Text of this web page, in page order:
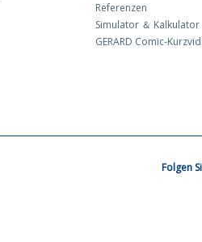
Referenzen
Simulator ＆ Kalkulator
GERARD Comic-
Folgen